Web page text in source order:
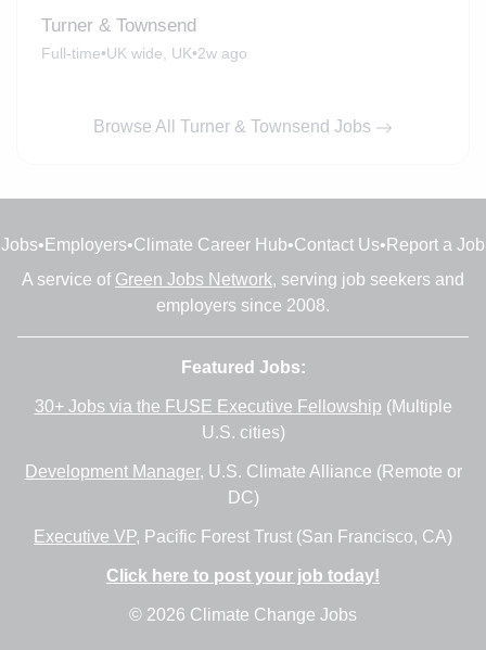
Turner & Townsend
Full-time•UK wide, UK•2w ago
Browse All Turner & Townsend Jobs
Jobs• Employers•Climate Career Hub•Contact Us• Report a Job
A service of Green Jobs Network, serving job seekers and
employers since 2008.
Featured Jobs:
30+ Jobs via the FUSE Executive Fellowship (Multiple
U.S. cities)
Development Manager, U.S. Climate Alliance (Remote or
DC)
Executive VP, Pacific Forest Trust (San Francisco, CA)
Click here to post your job today!
© 2026 Climate Change Jobs